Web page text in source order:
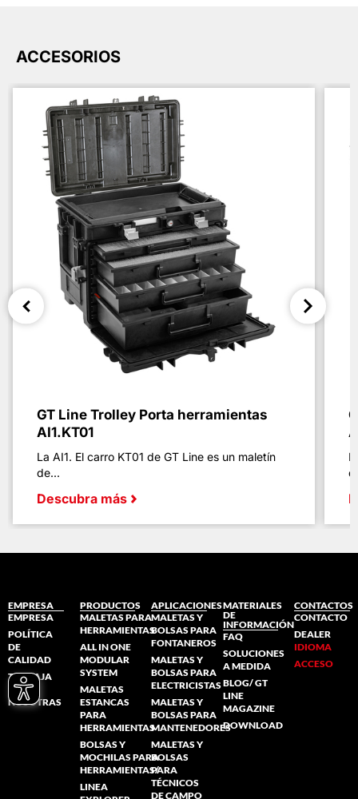
ACCESORIOS
GT Line Trolley Porta herramientas
AI1.KT01
La AI1. El carro KT01 de GT Line es un maletín
de...
Descubra más
EMPRESA
EMPRESA
POLÍTICA
DE
CALIDAD
TRABAJA
CON
NOSOTRAS
PRODUCTOS
MALETAS PARA
HERRAMIENTAS
ALL IN ONE
MODULAR
SYSTEM
MALETAS
ESTANCAS
PARA
HERRAMIENTAS
BOLSAS Y
MOCHILAS PARA
HERRAMIENTAS/
LINEA
APLICACIONES
MALETAS Y
BOLSAS PARA
FONTANEROS
MALETAS Y
BOLSAS PARA
ELECTRICISTAS
MALETAS Y
BOLSAS PARA
MANTENEDORES
MALETAS Y
BOLSAS
PARA
TÉCNICOS
DE CAMPO
MATERIALES
DE
INFORMACIÓN
FAQ
SOLUCIONES
A MEDIDA
BLOG/ GT
LINE
MAGAZINE
DOWNLOAD
CONTACTOS
CONTACTO
DEALER
IDIOMA
ACCESO